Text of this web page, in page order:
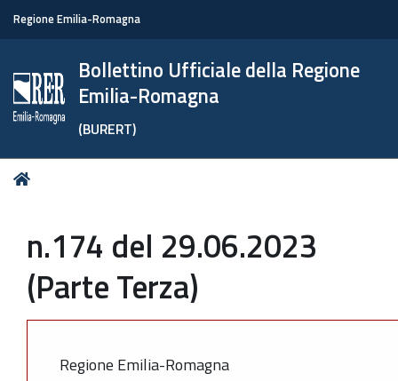
Regione Emilia-Romagna
Bollettino Ufficiale della Regione
Emilia-Romagna
(BURERT)
Tu
n.174 del 29.06.2023
(Parte Terza)
Regione Emilia-Romagna